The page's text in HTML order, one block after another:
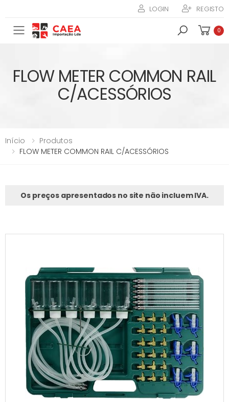
LOGIN REGISTO
Toggle mobile menu 0
FLOW METER COMMON RAIL
C/ACESSÓRIOS
Início
Produtos
FLOW METER COMMON RAIL C/ACESSÓRIOS
Os preços apresentados no site não incluem IVA.